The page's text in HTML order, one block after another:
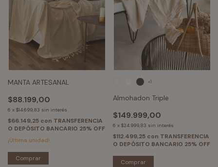
MANTA ARTESANAL
$88.199,00
6 x $14.699,83 sin interés
$66.149,25 con TRANSFERENCIA
O DEPÓSITO BANCARIO 25% OFF
¡Última unidad!
Almohadon Triple
$149.999,00
6 x $24.999,83 sin interés
$112.499,25 con TRANSFERENCIA
O DEPÓSITO BANCARIO 25% OFF
+1
Comprar